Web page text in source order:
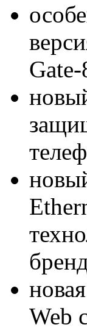
Web